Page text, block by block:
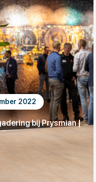
2022
bij Prysmian |